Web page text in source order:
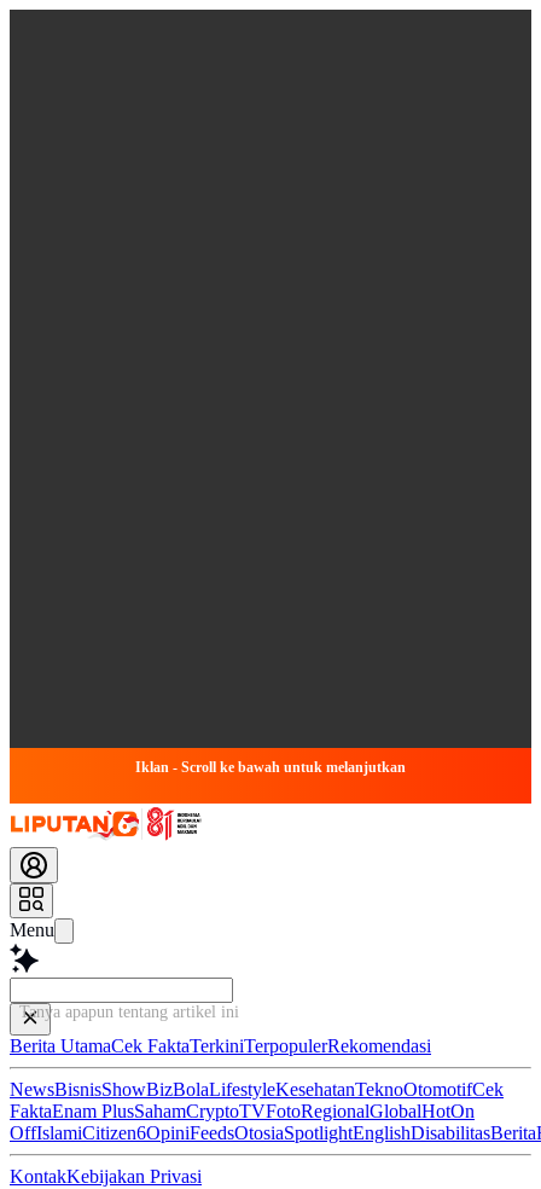
Iklan - Scroll ke bawah untuk melanjutkan
Menu
Tanya apapun tentang artikel ini
Berita UtamaCek FaktaTerkiniTerpopulerRekomendasi
NewsBisnisShowBizBolaLifestyleKesehatanTeknoOtomotifCek
FaktaEnam PlusSahamCryptoTVFotoRegionalGlobalHotOn
OffIslamiCitizen6OpiniFeedsOtosiaSpotlightEnglishDisabilitasBerita
KontakKebijakan Privasi